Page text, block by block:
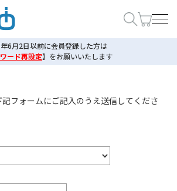
6月2日以前に会員登録した方は
ード再設定】 をお願いいたします
フォームにご記入のうえ送信してくださ